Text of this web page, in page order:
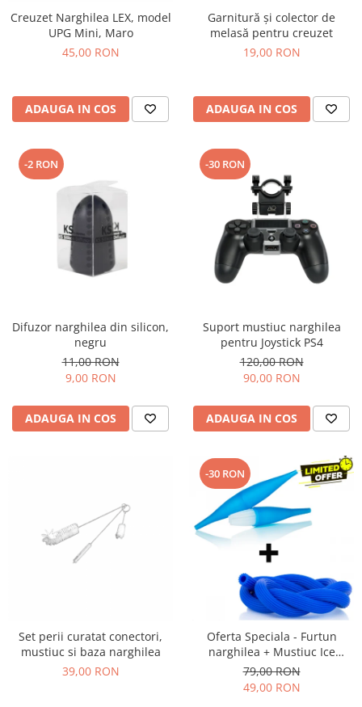
Creuzet Narghilea LEX, model
UPG Mini, Maro
45,00 RON
ADAUGA IN COS
Garnitură și colector de
melasă pentru creuzet
19,00 RON
ADAUGA IN COS
-2 RON
Difuzor narghilea din silicon,
negru
11,00 RON
9,00 RON
ADAUGA IN COS
-30 RON
Suport mustiuc narghilea
pentru Joystick PS4
120,00 RON
90,00 RON
ADAUGA IN COS
Set perii curatat conectori,
mustiuc si baza narghilea
39,00 RON
-30 RON
Oferta Speciala - Furtun
narghilea + Mustiuc Ice
Bazooka
79,00 RON
49,00 RON